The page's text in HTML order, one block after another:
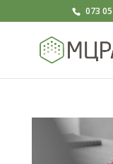
073